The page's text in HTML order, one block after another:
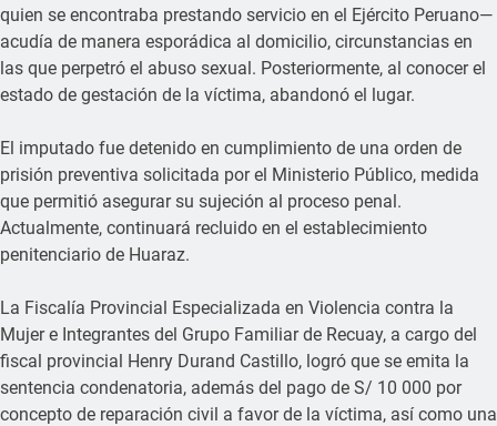
quien se encontraba prestando servicio en el Ejército Peruano—
acudía de manera esporádica al domicilio, circunstancias en
las que perpetró el abuso sexual. Posteriormente, al conocer el
estado de gestación de la víctima, abandonó el lugar.
El imputado fue detenido en cumplimiento de una orden de
prisión preventiva solicitada por el Ministerio Público, medida
que permitió asegurar su sujeción al proceso penal.
Actualmente, continuará recluido en el establecimiento
penitenciario de Huaraz.
La Fiscalía Provincial Especializada en Violencia contra la
Mujer e Integrantes del Grupo Familiar de Recuay, a cargo del
fiscal provincial Henry Durand Castillo, logró que se emita la
sentencia condenatoria, además del pago de S/ 10 000 por
concepto de reparación civil a favor de la víctima, así como una